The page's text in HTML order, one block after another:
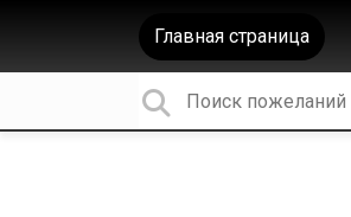
Главная страница